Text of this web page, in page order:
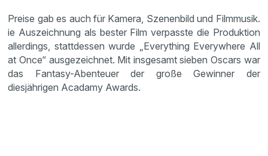
Preise gab es auch für Kamera, Szenenbild und Filmmusik.
ie Auszeichnung als bester Film verpasste die Produktion
allerdings, stattdessen wurde „Everything Everywhere All
at Once“ ausgezeichnet. Mit insgesamt sieben Oscars war
das Fantasy-Abenteuer der große Gewinner der
diesjährigen Acadamy Awards.